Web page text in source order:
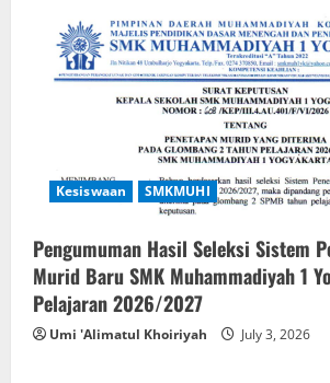
Kesiswaan SMKMUHI
Pengumuman Hasil Seleksi Sistem
Murid Baru SMK Muhammadiyah 1
Pelajaran 2026/2027
Umi 'Alimatul Khoiriyah July 3, 2026